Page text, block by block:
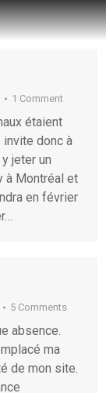
1 Comment
étaient
donc à
jeter un
à Montréal et
en février
5 Comments
absence.
ma
de mon site.